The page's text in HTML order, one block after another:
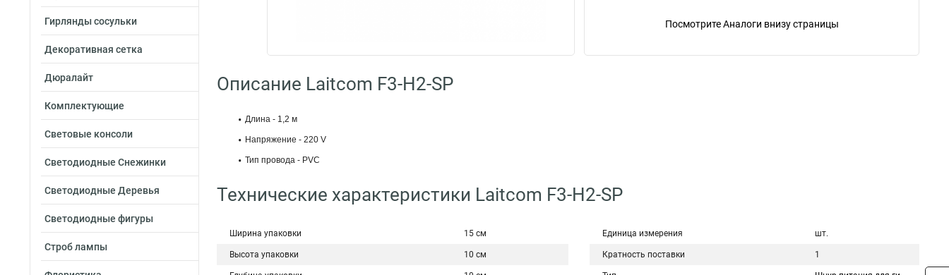
Гирлянды сосульки
Декоративная сетка
Дюралайт
Комплектующие
Световые консоли
Светодиодные Снежинки
Светодиодные Деревья
Светодиодные фигуры
Строб лампы
Посмотрите Аналоги внизу страницы
Описание Laitcom F3-H2-SP
Длина - 1,2 м
Напряжение - 220 V
Тип провода - PVC
Технические характеристики Laitcom F3-H2-SP
Ширина упаковки 15 см
Высота упаковки 10 см
Единица измерения шт.
Кратность поставки 1